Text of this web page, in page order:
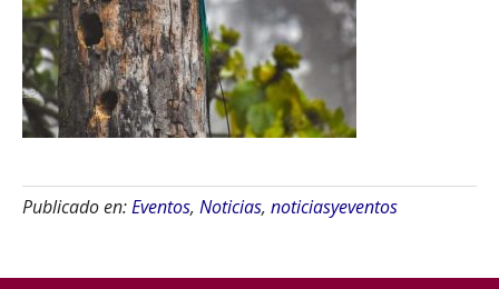
Publicado en:Eventos, Noticias, noticiasyeventos